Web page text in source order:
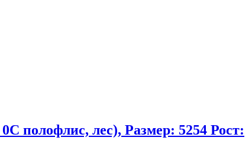
полофлис, лес), Размер: 5254 Рост: